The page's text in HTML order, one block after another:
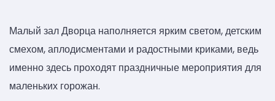
Малый зал Дворца наполняется ярким светом, детским
смехом, аплодисментами и радостными криками, ведь
именно здесь проходят праздничные мероприятия для
маленьких горожан.